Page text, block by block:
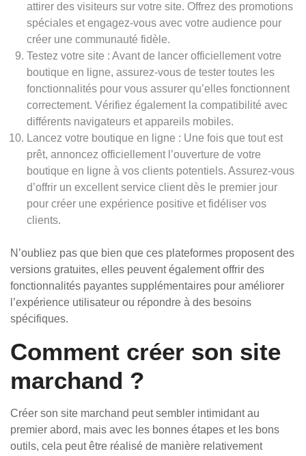
attirer des visiteurs sur votre site. Offrez des promotions
spéciales et engagez-vous avec votre audience pour
créer une communauté fidèle.
Testez votre site : Avant de lancer officiellement votre
boutique en ligne, assurez-vous de tester toutes les
fonctionnalités pour vous assurer qu’elles fonctionnent
correctement. Vérifiez également la compatibilité avec
différents navigateurs et appareils mobiles.
Lancez votre boutique en ligne : Une fois que tout est
prêt, annoncez officiellement l’ouverture de votre
boutique en ligne à vos clients potentiels. Assurez-vous
d’offrir un excellent service client dès le premier jour
pour créer une expérience positive et fidéliser vos
clients.
N’oubliez pas que bien que ces plateformes proposent des
versions gratuites, elles peuvent également offrir des
fonctionnalités payantes supplémentaires pour améliorer
l’expérience utilisateur ou répondre à des besoins
spécifiques.
Comment créer son site
marchand ?
Créer son site marchand peut sembler intimidant au
premier abord, mais avec les bonnes étapes et les bons
outils, cela peut être réalisé de manière relativement